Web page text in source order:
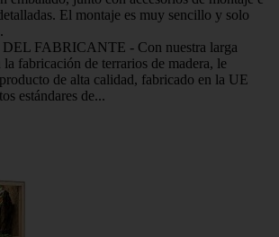
El montaje es muy sencillo y solo
FABRICANTE - Con nuestra larga
la fabricación de terrarios de madera, le
de alta calidad, fabricado en la UE
estándares de...